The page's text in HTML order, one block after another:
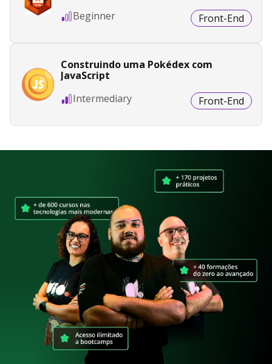
Beginner
Front-End
Construindo uma Pokédex com
JavaScript
Intermediary
Front-End